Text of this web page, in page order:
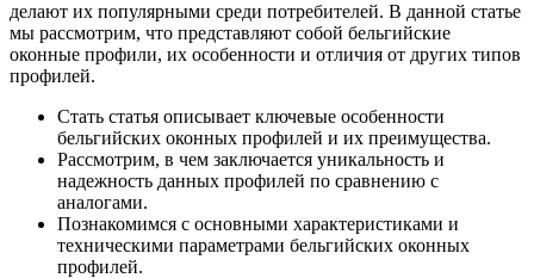
делают их популярными среди потребителей. В данной статье
мы рассмотрим, что представляют собой бельгийские
оконные профили, их особенности и отличия от других типов
профилей.
Стать статья описывает ключевые особенности
бельгийских оконных профилей и их преимущества.
Рассмотрим, в чем заключается уникальность и
надежность данных профилей по сравнению с
аналогами.
Познакомимся с основными характеристиками и
техническими параметрами бельгийских оконных
профилей.